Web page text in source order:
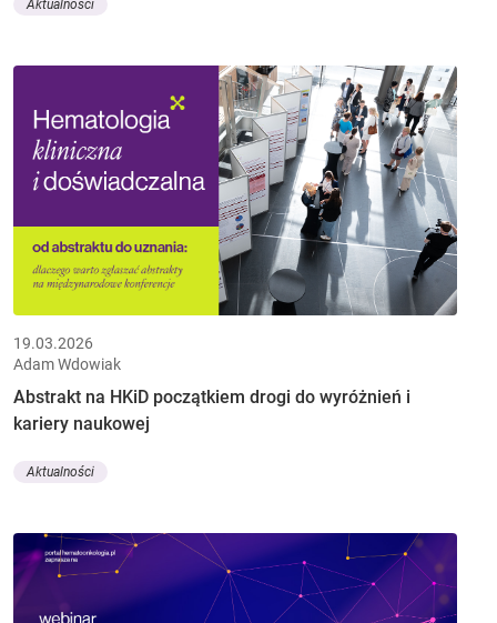
Aktualności
19.03.2026
Adam Wdowiak
Abstrakt na HKiD początkiem drogi do wyróżnień i
kariery naukowej
Aktualności